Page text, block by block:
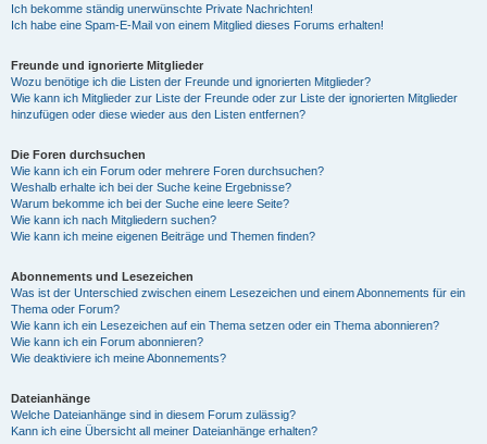
Ich bekomme ständig unerwünschte Private Nachrichten!
Ich habe eine Spam-E-Mail von einem Mitglied dieses Forums erhalten!
Freunde und ignorierte Mitglieder
Wozu benötige ich die Listen der Freunde und ignorierten Mitglieder?
Wie kann ich Mitglieder zur Liste der Freunde oder zur Liste der ignorierten Mitglieder
hinzufügen oder diese wieder aus den Listen entfernen?
Die Foren durchsuchen
Wie kann ich ein Forum oder mehrere Foren durchsuchen?
Weshalb erhalte ich bei der Suche keine Ergebnisse?
Warum bekomme ich bei der Suche eine leere Seite?
Wie kann ich nach Mitgliedern suchen?
Wie kann ich meine eigenen Beiträge und Themen finden?
Abonnements und Lesezeichen
Was ist der Unterschied zwischen einem Lesezeichen und einem Abonnements für ein
Thema oder Forum?
Wie kann ich ein Lesezeichen auf ein Thema setzen oder ein Thema abonnieren?
Wie kann ich ein Forum abonnieren?
Wie deaktiviere ich meine Abonnements?
Dateianhänge
Welche Dateianhänge sind in diesem Forum zulässig?
Kann ich eine Übersicht all meiner Dateianhänge erhalten?